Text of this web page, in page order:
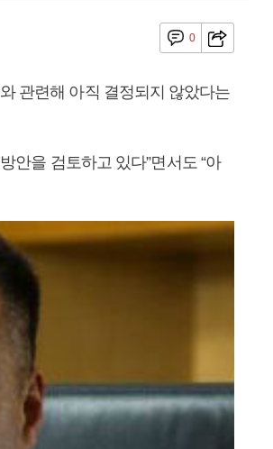
0
관련해 아직 결정되지 않았다는
안을 검토하고 있다”면서도 “아